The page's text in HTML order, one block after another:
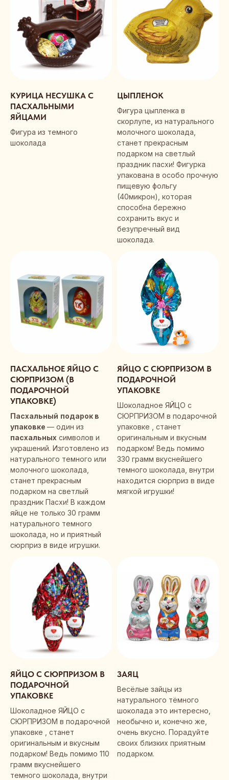
КУРИЦА НЕСУШКА С
ПАСХАЛЬНЫМИ
ЯЙЦАМИ
Фигура из темного
шоколада
ЦЫПЛЕНОК
Фигура цыпленка в
скорлупе, из натурального
молочного шоколада,
станет прекрасным
подарком на светлый
праздник пасхи! Фигурка
упакована в особо прочную
пищевую фольгу
(40микрон), которая
способна бережно
сохранить вкус и
безупречный вид
шоколада.
ПАСХАЛЬНОЕ ЯЙЦО С
СЮРПРИЗОМ (В
ПОДАРОЧНОЙ
УПАКОВКЕ)
Пасхальный подарок в
упаковке — один из
пасхальных символов и
украшений. Изготовлено из
натурального темного или
молочного шоколада,
станет прекрасным
подарком на светлый
праздник Пасхи! В каждом
яйце не только 30 грамм
натурального темного
шоколада, но и приятный
сюрприз в виде игрушки.
ЯЙЦО С СЮРПРИЗОМ В
ПОДАРОЧНОЙ
УПАКОВКЕ
Шоколадное ЯЙЦО с
СЮРПРИЗОМ в подарочной
упаковке , станет
оригинальным и вкусным
подарком! Ведь помимо
330 грамм вкуснейшего
темного шоколада, внутри
находится сюрприз в виде
мягкой игрушки!
ЯЙЦО С СЮРПРИЗОМ В
ПОДАРОЧНОЙ
УПАКОВКЕ
Шоколадное ЯЙЦО с
СЮРПРИЗОМ в подарочной
упаковке , станет
оригинальным и вкусным
подарком! Ведь помимо 110
грамм вкуснейшего
темного шоколада, внутри
ЗАЯЦ
Весёлые зайцы из
натурального тёмного
шоколада это интересно,
необычно и, конечно же,
очень вкусно. Порадуйте
своих близких приятным
подарком.